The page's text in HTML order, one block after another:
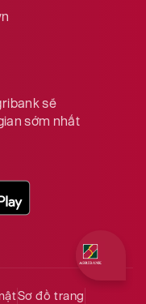
sẽ
sớm nhất
Sơ đồ trang
Quý